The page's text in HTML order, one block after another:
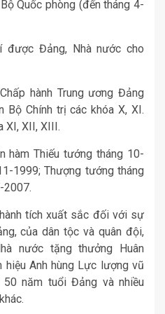
Quốc phòng (đến tháng 4-
được Đảng, Nhà nước cho
hành Trung ương Đảng
Bộ Chính trị các khóa X, XI.
XI, XII, XIII.
hàm Thiếu tướng tháng 10-
1999; Thượng tướng tháng
2007.
tích xuất sắc đối với sự
của dân tộc và quân đội,
nước tặng thưởng Huân
hiệu Anh hùng Lực lượng vũ
50 năm tuổi Đảng và nhiều